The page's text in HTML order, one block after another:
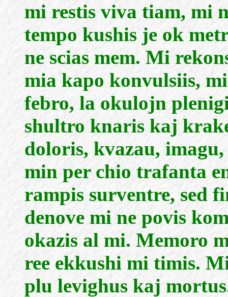
mi restis viva tiam, mi
tempo kushis je ok
ne scias mem. Mi
mia kapo konvulsiis,
febro, la okulojn
shultro knaris kaj
doloris, kvazau,
min per chio trafanta
rampis surventre, sed
denove mi ne povis
okazis al mi. Memoro
ree ekkushi mi timis.
plu levighus kaj